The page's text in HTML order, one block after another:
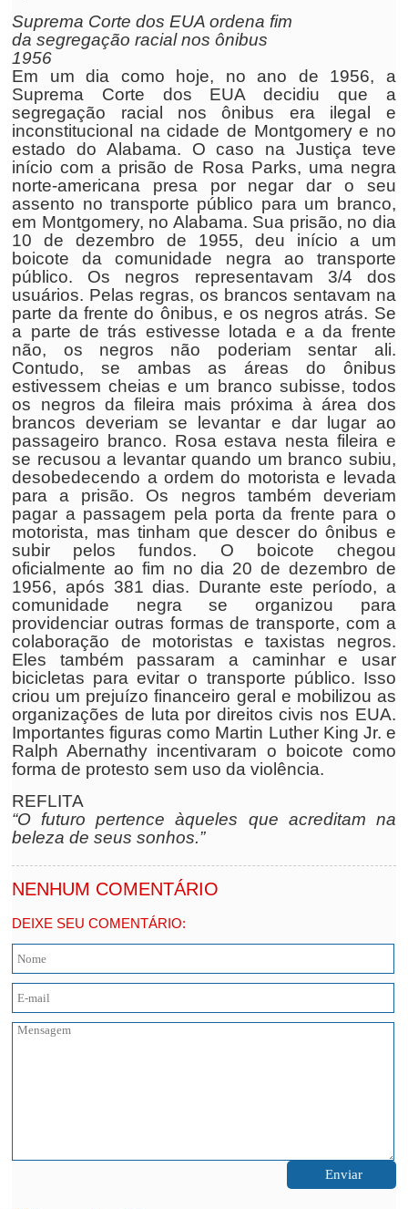
Suprema Corte dos EUA ordena fim
da segregação racial nos ônibus
1956
Em um dia como hoje, no ano de 1956, a
Suprema Corte dos EUA decidiu que a
segregação racial nos ônibus era ilegal e
inconstitucional na cidade de Montgomery e no
estado do Alabama. O caso na Justiça teve
início com a prisão de Rosa Parks, uma negra
norte-americana presa por negar dar o seu
assento no transporte público para um branco,
em Montgomery, no Alabama. Sua prisão, no dia
10 de dezembro de 1955, deu início a um
boicote da comunidade negra ao transporte
público. Os negros representavam 3/4 dos
usuários. Pelas regras, os brancos sentavam na
parte da frente do ônibus, e os negros atrás. Se
a parte de trás estivesse lotada e a da frente
não, os negros não poderiam sentar ali.
Contudo, se ambas as áreas do ônibus
estivessem cheias e um branco subisse, todos
os negros da fileira mais próxima à área dos
brancos deveriam se levantar e dar lugar ao
passageiro branco. Rosa estava nesta fileira e
se recusou a levantar quando um branco subiu,
desobedecendo a ordem do motorista e levada
para a prisão. Os negros também deveriam
pagar a passagem pela porta da frente para o
motorista, mas tinham que descer do ônibus e
subir pelos fundos. O boicote chegou
oficialmente ao fim no dia 20 de dezembro de
1956, após 381 dias. Durante este período, a
comunidade negra se organizou para
providenciar outras formas de transporte, com a
colaboração de motoristas e taxistas negros.
Eles também passaram a caminhar e usar
bicicletas para evitar o transporte público. Isso
criou um prejuízo financeiro geral e mobilizou as
organizações de luta por direitos civis nos EUA.
Importantes figuras como Martin Luther King Jr. e
Ralph Abernathy incentivaram o boicote como
forma de protesto sem uso da violência.
REFLITA
“O futuro pertence àqueles que acreditam na
beleza de seus sonhos.”
NENHUM COMENTÁRIO
DEIXE SEU COMENTÁRIO: